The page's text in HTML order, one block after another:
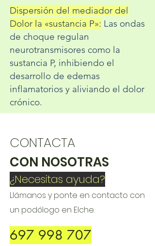
Dispersión del mediador del
Dolor la «sustancia P»: Las ondas
de choque regulan
neurotransmisores como la
sustancia P, inhibiendo el
desarrollo de edemas
inflamatorios y aliviando el dolor
crónico.
CONTACTA
CON NOSOTRAS
¿Necesitas ayuda?
Llámanos y ponte en contacto con
un podólogo en Elche.
697 998 707